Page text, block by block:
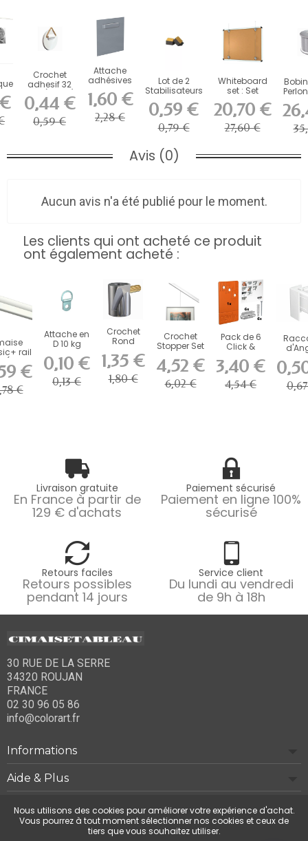
Crochet
adhesif 32
mm ( 200g)
0,44 €
0,59 €
Attache
adhésives
pour
dibond,
Plexiglass...
1,60 €
2,28 €
Lot de 2
Stabilisateurs
en Mousse
Adhésive...
0,59 €
0,79 €
Whiteboard
set : Set
accrochage
panneau
blanc
20,70 €
27,60 €
2
Avis (0)
Aucun avis n'a été publié pour le moment.
Les clients qui ont acheté ce produit
ont également acheté :
rail
( taille
€
€
Attache en
D 10 kg
0,10 €
0,13 €
Crochet
Rond
Artiteq 5
kg avec
Vis
Laiton...
1,35 €
1,80 €
Crochet
Stopper Set
Bloqueur...
4,52 €
6,02 €
Pack de 6
Click &
connect
pour mini
click...
3,40 €
4,54 €
Click
Livraison gratuite
En France à partir de
129 € d'achats
Paiement sécurisé
Paiement en ligne 100%
sécurisé
Retours faciles
Retours possibles
pendant 14 jours
Service client
Du lundi au vendredi
de 9h à 18h
30 RUE DE LA SERRE
34320 ROUJAN
FRANCE
02 30 96 05 86
info@colorart.fr
Informations
Aide & Plus
Notre société
Contactez-nous
Nous utilisons des cookies pour améliorer votre expérience d'achat.
Vous pourrez à tout moment sélectionner nos cookies et ceux de
tiers que vous souhaitez utiliser.